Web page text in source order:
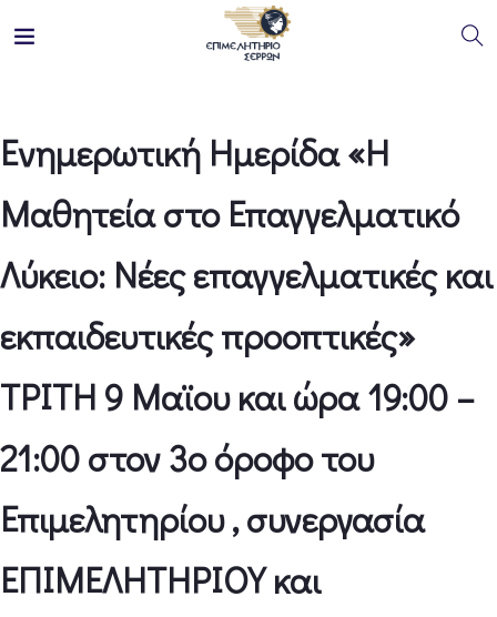
Ενημερωτική Ημερίδα «Η
Μαθητεία στο Επαγγελματικό
Λύκειο: Νέες επαγγελματικές και
εκπαιδευτικές προοπτικές»
ΤΡΙΤΗ 9 Μαϊου και ώρα 19:00 –
21:00 στον 3ο όροφο του
Επιμελητηρίου , συνεργασία
ΕΠΙΜΕΛΗΤΗΡΙΟΥ και